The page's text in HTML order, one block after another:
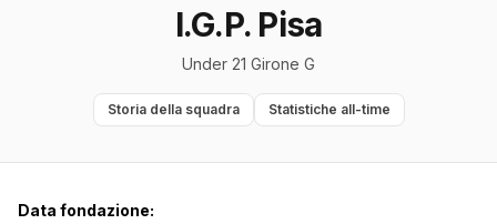
I.G.P. Pisa
Under 21 Girone G
Storia della squadra Statistiche all-time
Data fondazione: